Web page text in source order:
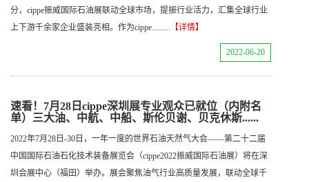
分，cippe振威国际石油展联动全球市场，提振行业活力，汇集全球行业
上下游千余家企业盛装亮相。作为cippe......... 【详情】
2022-06-20
速看！7月28日cippe深圳展专业观众已就位（内附名
单）三大油、中航、中船、斯伦贝谢、贝克休斯......
2022年7月28日-30日，一年一度的世界石油天然气大会——第二十二届
中国国际石油石化技术装备展览会（cippe2022振威国际石油展）将在深
圳会展中心（福田）举办。展会聚焦油气行业高质量发展，联动全球千